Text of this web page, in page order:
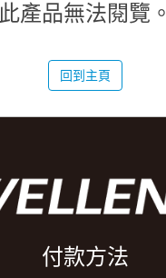
此產品無法閱覽。
回到主頁
付款方法